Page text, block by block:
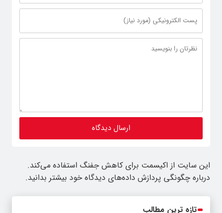
این سایت از اکیسمت برای کاهش جفنگ استفاده می‌کند.
درباره چگونگی پردازش داده‌های دیدگاه خود بیشتر بدانید.
تازه ترین مطالب